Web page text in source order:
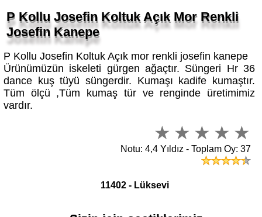
P Kollu Josefin Koltuk Açık Mor Renkli
Josefin Kanepe
P Kollu Josefin Koltuk Açık mor renkli josefin kanepe
Ürünümüzün iskeleti gürgen ağaçtır. Süngeri Hr 36
dance kuş tüyü süngerdir. Kumaşı kadife kumaştır.
Tüm ölçü ,Tüm kumaş tür ve renginde üretimimiz
vardır.
Notu: 4,4 Yıldız - Toplam Oy: 37